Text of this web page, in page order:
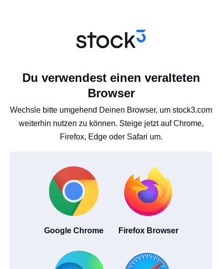
Du verwendest einen veralteten
Browser
Wechsle bitte umgehend Deinen Browser, um stock3.com
weiterhin nutzen zu können. Steige jetzt auf Chrome,
Firefox, Edge oder Safari um.
Google Chrome Firefox Browser